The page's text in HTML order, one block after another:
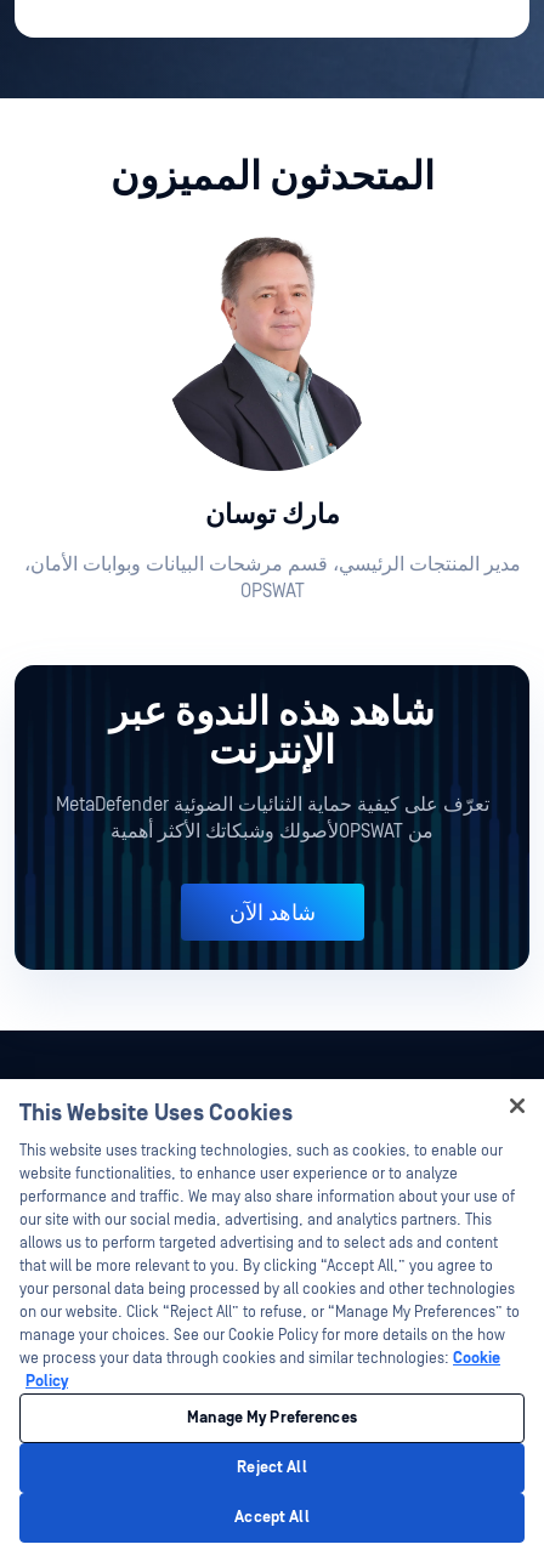
المتحدثون المميزون
مارك توسان
مدير المنتجات الرئيسي، قسم مرشحات البيانات وبوابات الأمان،
OPSWAT
شاهد هذه الندوة عبر
الإنترنت
تعرّف على كيفية حماية الثنائيات الضوئية MetaDefender
من OPSWATلأصولك وشبكاتك الأكثر أهمية
شاهد الآن
MetaAccess OPSWAT و Trust no File. Trust No Device. و OPSWAT و Protecting the
World's Critical Infrastructure و Deep CDR™ Technology و InQuest وشعار InQuest و
DFI و RetroHunt و Deep File Inspection و Join the Hunt هي علامات تجارية مملوكة
This Website Uses Cookies
This website uses tracking technologies, such as cookies, to enable our
website functionalities, to enhance user experience or to analyze
performance and traffic. We may also share information about your use of
our site with our social media, advertising, and analytics partners. This
allows us to perform targeted advertising and to select ads and content
that will be more relevant to you. By clicking “Accept All,” you agree to
your personal data being processed by all cookies and other technologies
on our website. Click “Reject All” to refuse, or “Manage My Preferences” to
manage your choices. See our Cookie Policy for more details on the how
we process your data through cookies and similar technologies: Cookie
Policy
Manage My Preferences
Reject All
Accept All
Hey there!
I'm Ozzy, your OPSWAT virtual assistant.
How can I help you secure what's critical
today?